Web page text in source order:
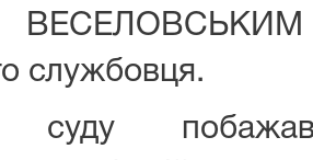
службовця.
суду